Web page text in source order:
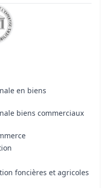
en biens
biens commerciaux
foncières et agricoles